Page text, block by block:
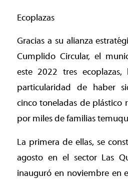
Ecoplazas
Gracias a su alianza
Cumplido Circular, el
este 2022 tres ecoplazas,
particularidad de haber
cinco toneladas de plástico
por miles de familias
La primera de ellas, se
agosto en el sector Las
inauguró en noviembre en